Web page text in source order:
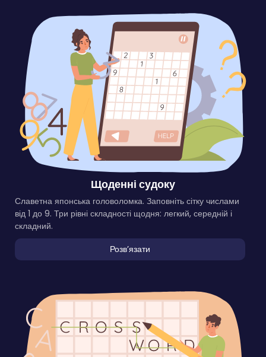
Щоденні судоку
Славетна японська головоломка. Заповніть сітку числами
від 1 до 9. Три рівні складності щодня: легкий, середній і
складний.
Розвʼязати